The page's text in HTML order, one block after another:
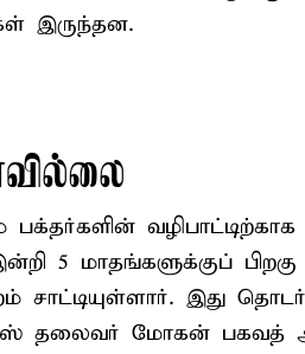
இருந்தன.
வழிபாட்டிற்காக
5 மாதங்களுக்குப்
சாட்டியுள்ளார். இது
தலைவர் மோகன் பகவத்